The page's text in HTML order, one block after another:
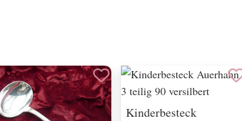
Kinderbesteck